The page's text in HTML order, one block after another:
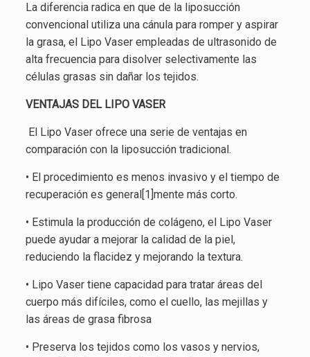
La diferencia radica en que de la liposucción
convencional utiliza una cánula para romper y aspirar
la grasa, el Lipo Vaser empleadas de ultrasonido de
alta frecuencia para disolver selectivamente las
células grasas sin dañar los tejidos.
VENTAJAS DEL LIPO VASER
El Lipo Vaser ofrece una serie de ventajas en
comparación con la liposucción tradicional.
• El procedimiento es menos invasivo y el tiempo de
recuperación es general[1]mente más corto.
• Estimula la producción de colágeno, el Lipo Vaser
puede ayudar a mejorar la calidad de la piel,
reduciendo la flacidez y mejorando la textura.
• Lipo Vaser tiene capacidad para tratar áreas del
cuerpo más difíciles, como el cuello, las mejillas y
las áreas de grasa fibrosa
• Preserva los tejidos como los vasos y nervios,